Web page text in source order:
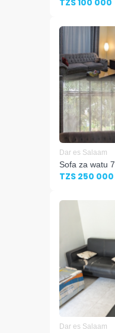
TZS 100 000
Dar es Salaam
Sofa za watu 7
TZS 250 000
Dar es Salaam